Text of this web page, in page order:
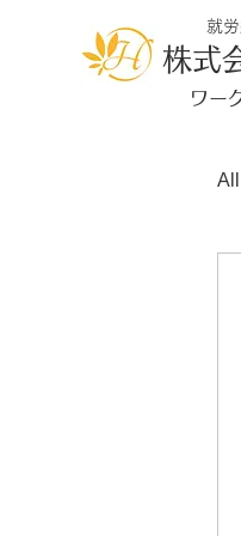
就
株式
ワー